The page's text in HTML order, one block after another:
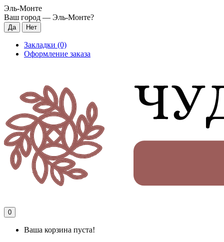
Эль-Монте
Ваш город — Эль-Монте?
Закладки (0)
Оформление заказа
0
Ваша корзина пуста!